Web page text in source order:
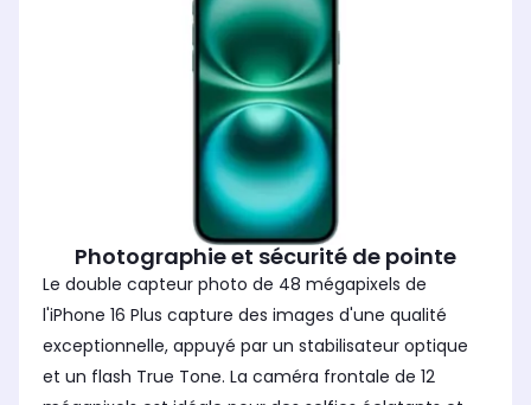
Photographie et sécurité de pointe
Le double capteur photo de 48 mégapixels de
l'iPhone 16 Plus capture des images d'une qualité
exceptionnelle, appuyé par un stabilisateur optique
et un flash True Tone. La caméra frontale de 12